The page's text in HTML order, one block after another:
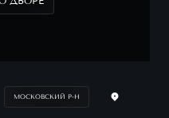
МОСКОВСКИЙ Р-Н